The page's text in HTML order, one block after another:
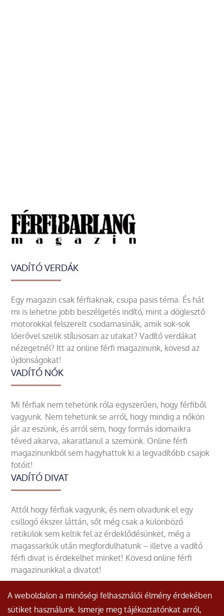
VADÍTÓ VERDÁK
Egy magazin csak férfiaknak, csupa pasis téma. És hát
mi is lehetne jobb beszélgetés indító, mint a döglesztő
motorokkal felszerelt csodamasinák, amik sok-sok
lóerővel szelik stílusosan az utakat? Vadító verdákat
nézegetnél? Itt az online férfi magazinunk, kövesd az
újdonságokat!
VADÍTÓ NŐK
Mi férfiak nem tehetünk róla egyszerűen, hogy férfiből
vagyunk. Nem tehetünk se arról, hogy mindig a nőkön
jár az eszünk, és arról sem, hogy formás idomaikra
téved akarva, akaratlanul a szemünk. Online férfi
magazinunkból sem hagyhattuk ki a legvadítóbb csajok
fotóit!
VADÍTÓ DIVAT
Attól hogy férfiak vagyunk, és nem olvadunk el egy
csillogó ékszer láttán, sőt még csak a különböző
retikülök sem keltik fel az érdeklődésünket, még a
magassarkúk után megfordulhatunk – illetve a vadító
férfi divat is érdekelhet minket! Kövesd online férfi
magazinunkkal a divatot!
A weboldalon a minőségi felhasználói élmény érdekében
sütiket használunk. Ismerje meg tájékoztatónkat arról,